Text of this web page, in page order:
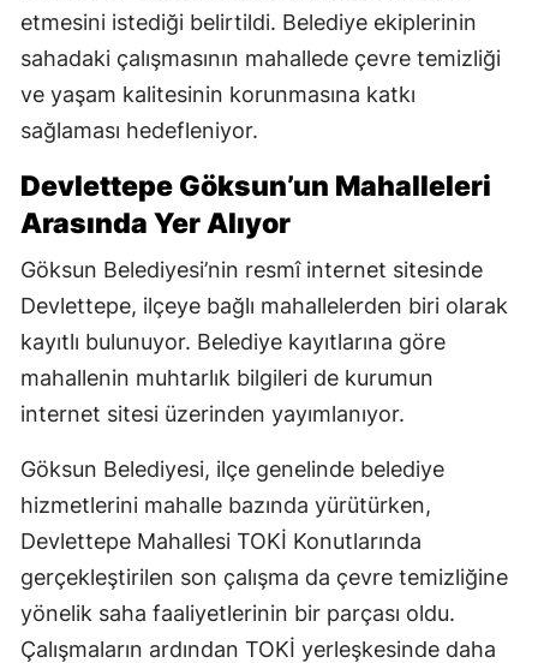
etmesini istediği belirtildi. Belediye ekiplerinin
sahadaki çalışmasının mahallede çevre temizliği
ve yaşam kalitesinin korunmasına katkı
sağlaması hedefleniyor.
Devlettepe Göksun’un Mahalleleri
Arasında Yer Alıyor
Göksun Belediyesi’nin resmî internet sitesinde
Devlettepe, ilçeye bağlı mahallelerden biri olarak
kayıtlı bulunuyor. Belediye kayıtlarına göre
mahallenin muhtarlık bilgileri de kurumun
internet sitesi üzerinden yayımlanıyor.
Göksun Belediyesi, ilçe genelinde belediye
hizmetlerini mahalle bazında yürütürken,
Devlettepe Mahallesi TOKİ Konutlarında
gerçekleştirilen son çalışma da çevre temizliğine
yönelik saha faaliyetlerinin bir parçası oldu.
Çalışmaların ardından TOKİ yerleşkesinde daha